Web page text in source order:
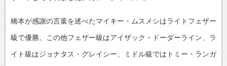
橋本が感謝の言葉を述べたマイキー・ムスメシはライトフェザー
級で優勝。この他フェザー級はアイザック・ドーダーライン、ラ
イト級はジョナタス・グレイシー、ミドル級ではトミー・ランガ